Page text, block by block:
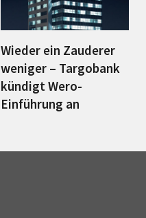
Wieder ein Zauderer
weniger – Targobank
kündigt Wero-
Einführung an